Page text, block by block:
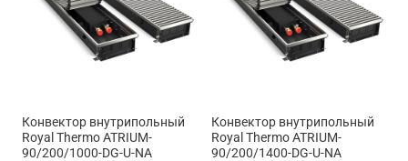
Конвектор внутрипольный
Royal Thermo ATRIUM-
90/200/1000-DG-U-NA
Конвектор внутрипольный
Royal Thermo ATRIUM-
90/200/1400-DG-U-NA